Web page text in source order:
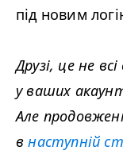
під новим
Друзі, це не
у ваших
Але
внаступній